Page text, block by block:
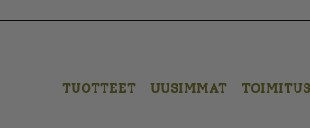
TUOTTEET UUSIMMAT TOIMITUS